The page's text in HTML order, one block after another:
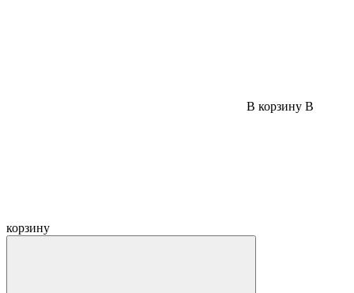
В корзину В
корзину